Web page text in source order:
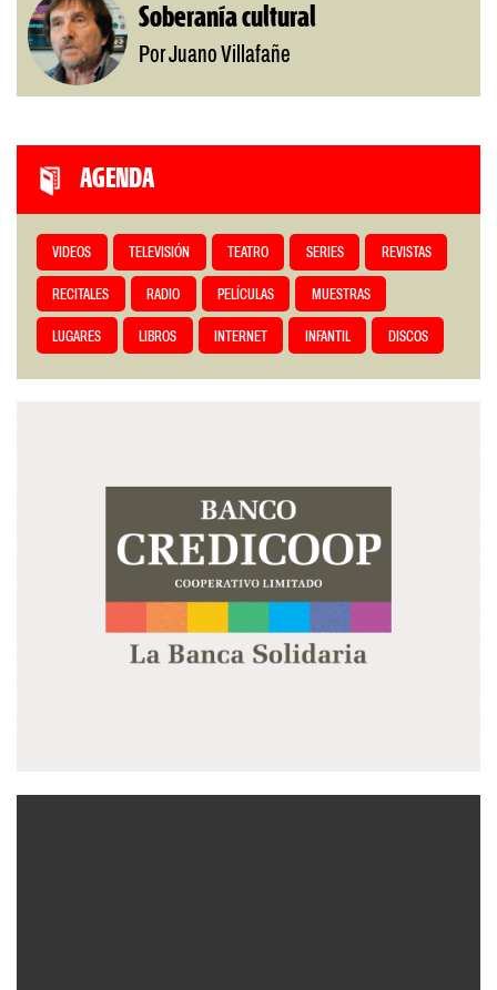
Soberanía cultural
Por Juano Villafañe
AGENDA
VIDEOS TELEVISIÓN TEATRO SERIES REVISTAS
RECITALES RADIO PELÍCULAS MUESTRAS
LUGARES LIBROS INTERNET INFANTIL DISCOS